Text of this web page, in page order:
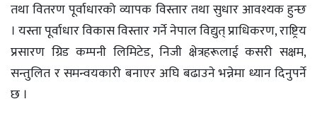
तथा वितरण पूर्वाधारको व्यापक विस्तार तथा सुधार आवश्यक हुन्छ
। यस्ता पूर्वाधार विकास विस्तार गर्ने नेपाल विद्युत् प्राधिकरण, राष्ट्रिय
प्रसारण ग्रिड कम्पनी लिमिटेड, निजी क्षेत्रहरूलाई कसरी सक्षम,
सन्तुलित र समन्वयकारी बनाएर अघि बढाउने भन्नेमा ध्यान दिनुपर्ने
छ ।